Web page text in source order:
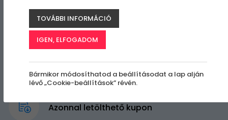
Azonnal letölthető kupon
TOVÁBBI INFORMÁCIÓ
IGEN, ELFOGADOM
Bármikor módosíthatod a beállításodat a lap alján
lévő „Cookie-beállítások” révén.